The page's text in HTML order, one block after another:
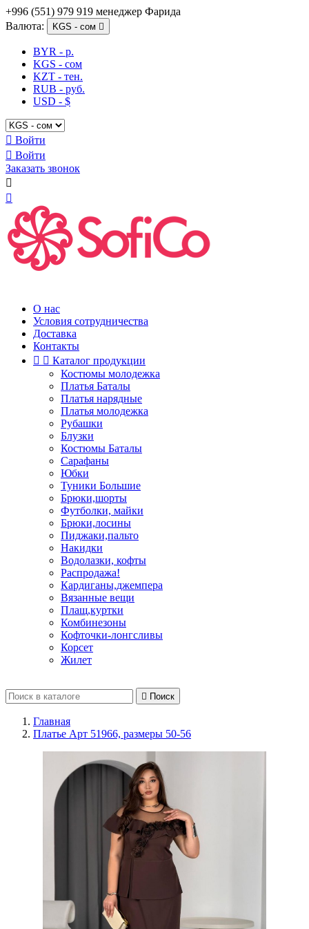
+996 (551) 979 919 менеджер Фарида
Валюта:
KGS - сом 
BYR - р.
KGS - сом
KZT - тен.
RUB - руб.
USD - $
 Войти
 Войти
Заказать звонок


О нас
Условия сотрудничества
Доставка
Контакты
  Каталог продукции
Костюмы молодежка
Платья Баталы
Платья нарядные
Платья молодежка
Рубашки
Блузки
Костюмы Баталы
Сарафаны
Юбки
Туники Большие
Брюки,шорты
Футболки, майки
Брюки,лосины
Пиджаки,пальто
Накидки
Водолазки, кофты
Распродажа!
Кардиганы,джемпера
Вязанные вещи
Плащ,куртки
Комбинезоны
Кофточки-лонгсливы
Корсет
Жилет
 Поиск
Главная
Платье Арт 51966, размеры 50-56